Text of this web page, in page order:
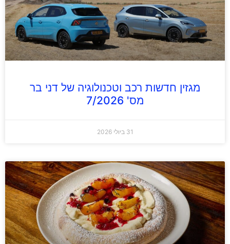
מגזין חדשות רכב וטכנולוגיה של דני בר
מס' 7/2026
31 ביולי 2026